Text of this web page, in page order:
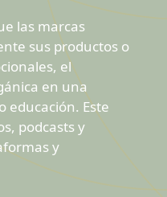
las marcas
sus productos o
el
en una
Este
podcasts y
y